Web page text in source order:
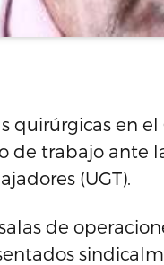
quirúrgicas en
de trabajo ante
(UGT).
de